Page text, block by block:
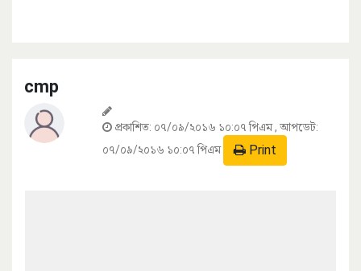
cmp
প্রকাশিত: ০৭/০৯/২০১৬ ১০:০৭ পিএম, আপডেট:
০৭/০৯/২০১৬ ১০:০৭ পিএম
Print